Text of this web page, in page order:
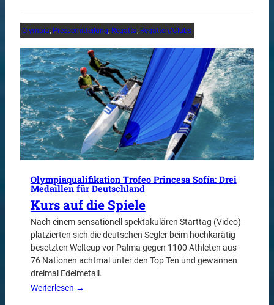
Olympia, Pressemitteilung, Regatta, Regatten/Clubs
Olympiaqualifikation Trofeo Princesa Sofía: Drei
Medaillen für Deutschland
Kurs auf die Spiele
Nach einem sensationell spektakulären Starttag (Video)
platzierten sich die deutschen Segler beim hochkarätig
besetzten Weltcup vor Palma gegen 1100 Athleten aus
76 Nationen achtmal unter den Top Ten und gewannen
dreimal Edelmetall.
Weiterlesen →